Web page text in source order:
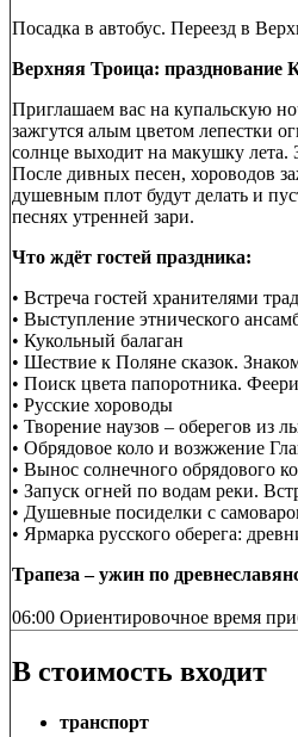
Посадка в автобус. Переезд в
Верхняя Троица: празднование
Приглашаем вас на купальскую
зажгутся алым цветом лепестки
солнце выходит на макушку лета.
После дивных песен, хороводов
душевным плот будут делать и
песнях утренней зари.
Что ждёт гостей праздника:
• Встреча гостей хранителями
• Выступление этнического
• Кукольный балаган
• Шествие к Поляне сказок.
• Поиск цвета папоротника.
• Русские хороводы
• Творение наузов – оберегов из
• Обрядовое коло и возжжение
• Вынос солнечного обрядового
• Запуск огней по водам реки.
• Душевные посиделки с
• Ярмарка русского оберега:
Трапеза – ужин по
06:00 Ориентировочное время
В стоимость входит
транспорт